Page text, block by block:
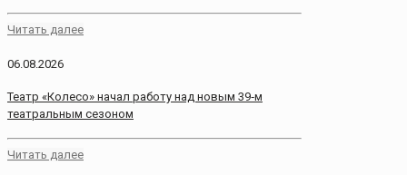
Читать далее
06.08.2026
Театр «Колесо» начал работу над новым 39‑м
театральным сезоном
Читать далее